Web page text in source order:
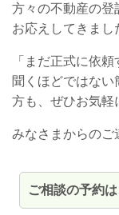
方々の不動産の登
お応えしてきまし
「まだ正式に依
聞くほどではない
方も、ぜひお気軽
みなさまからのご
ご相談の予約